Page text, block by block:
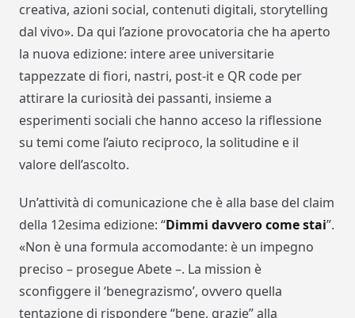
creativa, azioni social, contenuti digitali, storytelling
dal vivo». Da qui l’azione provocatoria che ha aperto
la nuova edizione: intere aree universitarie
tappezzate di fiori, nastri, post-it e QR code per
attirare la curiosità dei passanti, insieme a
esperimenti sociali che hanno acceso la riflessione
su temi come l’aiuto reciproco, la solitudine e il
valore dell’ascolto.
Un’attività di comunicazione che è alla base del claim
della 12esima edizione: “Dimmi davvero come stai”.
«Non è una formula accomodante: è un impegno
preciso – prosegue Abete –. La mission è
sconfiggere il ‘benegrazismo’, ovvero quella
tentazione di rispondere “bene, grazie” alla